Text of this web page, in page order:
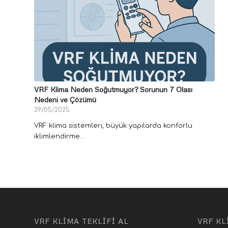
VRF Klima Neden Soğutmuyor? Sorunun 7 Olası
Nedeni ve Çözümü
29/05/2025
VRF klima sistemleri, büyük yapılarda konforlu
iklimlendirme…
VRF KLİMA TEKLİFİ AL VRF